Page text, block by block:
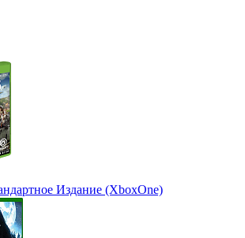
Издание (XboxOne)